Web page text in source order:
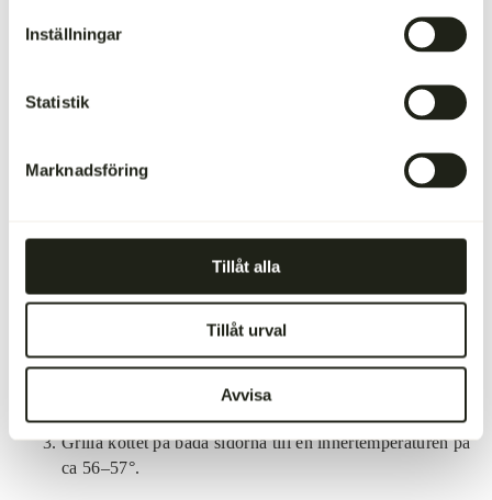
Inställningar
Statistik
Marknadsföring
Tillåt alla
Tillåt urval
Avvisa
Tillbehör
Valfri sås eller en
Mixa ingredienserna till marinaden/kryddpastan i mixer
eller med stavmixer.
Gnid in köttet med kryddpastan och låt vila i ca 30
Grilla köttet på båda sidorna till en innertemperaturen på
ca 56–57°.